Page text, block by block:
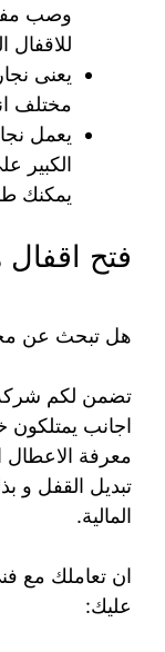
وصب
للاقفال
يعنى
مختلف
يعمل
الكبير
يمكنك
فتح اقفال
هل تبحث عن
تضمن لكم شركة
اجانب يمتلكون
معرفة الاعطال
تبديل القفل و
المالية.
ان تعاملك مع
عليك: